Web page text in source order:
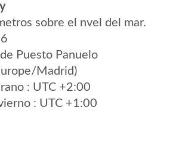
sobre el nvel del mar.
Puesto Panuelo
Madrid)
: UTC +2:00
: UTC +1:00